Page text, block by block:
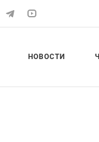
НОВОСТИ